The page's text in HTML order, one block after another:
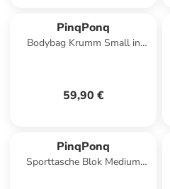
PinqPonq
Bodybag Krumm Small in
59,90 €
PinqPonq
Sporttasche Blok Medium